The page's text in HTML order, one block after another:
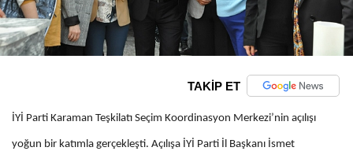
TAKİP ET
İYİ Parti Karaman Teşkilatı Seçim Koordinasyon Merkezi’nin açılışı
yoğun bir katımla gerçekleşti. Açılışa İYİ Parti İl Başkanı İsmet